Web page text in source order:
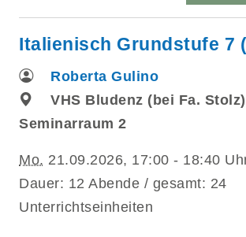
Italienisch Grundstufe 7
Roberta Gulino
VHS Bludenz (bei Fa.
Seminarraum 2
Mo. 21.09.2026, 17:00 - 18:40
Dauer: 12 Abende / gesamt: 24
Unterrichtseinheiten